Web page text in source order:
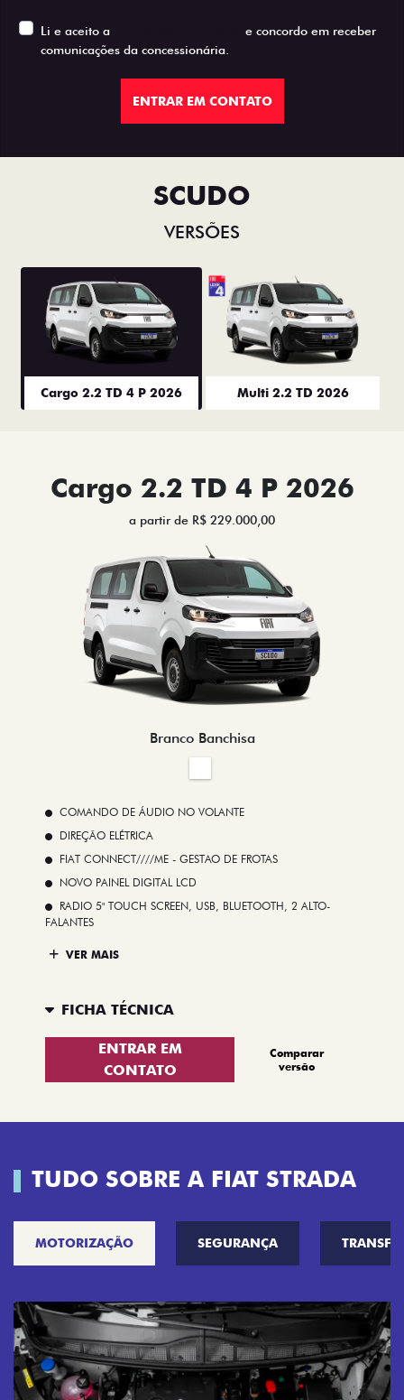
Li e aceito a
e concordo em receber
comunicações da concessionária.
ENTRAR EM CONTATO
SCUDO
VERSÕES
Cargo 2.2 TD 4 P 2026 Multi 2.2 TD 2026
Cargo 2.2 TD 4 P 2026
a partir de R$ 229.000,00
Branco Banchisa
COMANDO DE ÁUDIO NO VOLANTE
DIREÇÃO ELÉTRICA
FIAT CONNECT////ME - GESTAO DE FROTAS
NOVO PAINEL DIGITAL LCD
RADIO 5" TOUCH SCREEN, USB, BLUETOOTH, 2 ALTO-
FALANTES
VER MAIS
FICHA TÉCNICA
ENTRAR EM
CONTATO
Comparar
versão
TUDO SOBRE A FIAT STRADA
MOTORIZAÇÃO SEGURANÇA